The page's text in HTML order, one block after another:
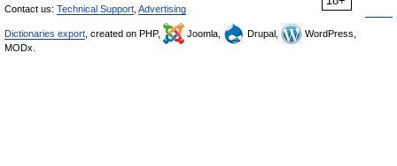
Contact us: Technical Support Advertising
Dictionaries export , created on PHP, Joomla, Drupal,
WordPress,
MODx.